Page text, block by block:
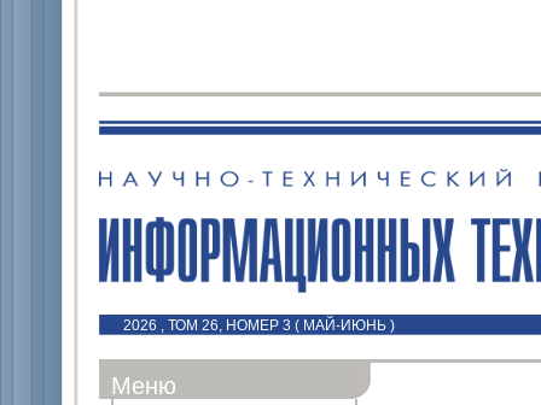
2026 , ТОМ 26, НОМЕР 3 ( МАЙ-ИЮНЬ )
Меню